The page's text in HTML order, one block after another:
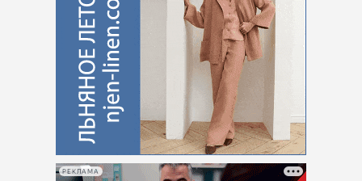
РЕКЛАМА